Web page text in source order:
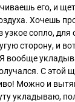
его, и
Хочешь
узкое сопло,
сторону, и
вообще
С этой
Можно и
укладываю,